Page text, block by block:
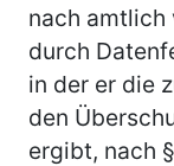
nach amtlich
durch
in der er die
den
ergibt, nach